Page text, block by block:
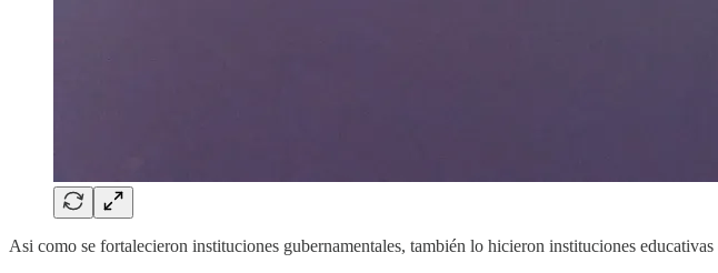
Asi como se fortalecieron instituciones gubernamentales, también lo hicieron instituciones